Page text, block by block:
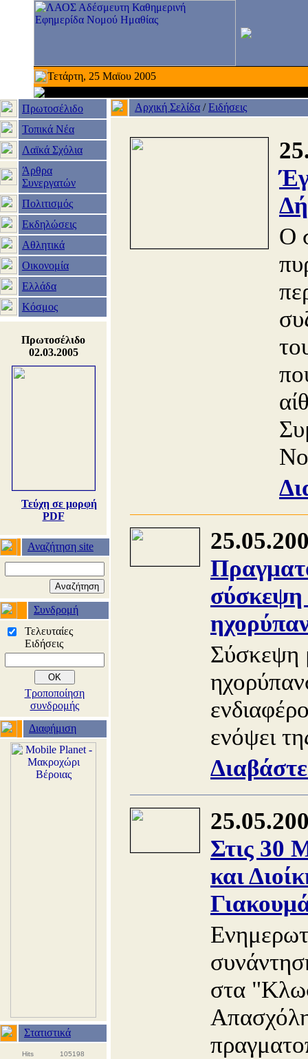
Τετάρτη, 25 Μαϊου 2005
Πρωτοσέλιδο
Τοπικά Νέα
Λαϊκά Σχόλια
Άρθρα
Συνεργατών
Πολιτισμός
Εκδηλώσεις
Αθλητικά
Οικονομία
Ελλάδα
Κόσμος
Πρωτοσέλιδο
02.03.2005
Τεύχη σε μορφή
PDF
Αναζήτηση site
Συνδρομή
Τελευταίες
Ειδήσεις
Τροποποίηση
συνδρομής
Διαφήμιση
Στατιστικά
Hits
105198
Αρχική Σελίδα /Ειδήσεις
Ο
σύσκεψη
Σύσκεψη
ενόψει
Στις 30
και
στα